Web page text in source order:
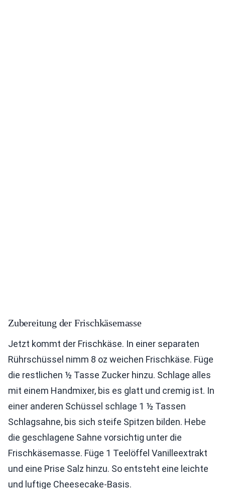
Zubereitung der Frischkäsemasse
Jetzt kommt der Frischkäse. In einer separaten
Rührschüssel nimm 8 oz weichen Frischkäse. Füge
die restlichen ½ Tasse Zucker hinzu. Schlage alles
mit einem Handmixer, bis es glatt und cremig ist. In
einer anderen Schüssel schlage 1 ½ Tassen
Schlagsahne, bis sich steife Spitzen bilden. Hebe
die geschlagene Sahne vorsichtig unter die
Frischkäsemasse. Füge 1 Teelöffel Vanilleextrakt
und eine Prise Salz hinzu. So entsteht eine leichte
und luftige Cheesecake-Basis.